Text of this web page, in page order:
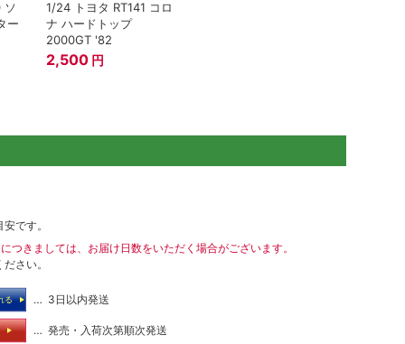
ソ
ー
1/24 トヨタ RT141 コロ
ナ ハードトップ
2000GT '82
2,500 円
です。
つきましては、お届け日数をいただく場合がございます。
さい。
る … 3日以内発送
… 発売・入荷次第順次発送